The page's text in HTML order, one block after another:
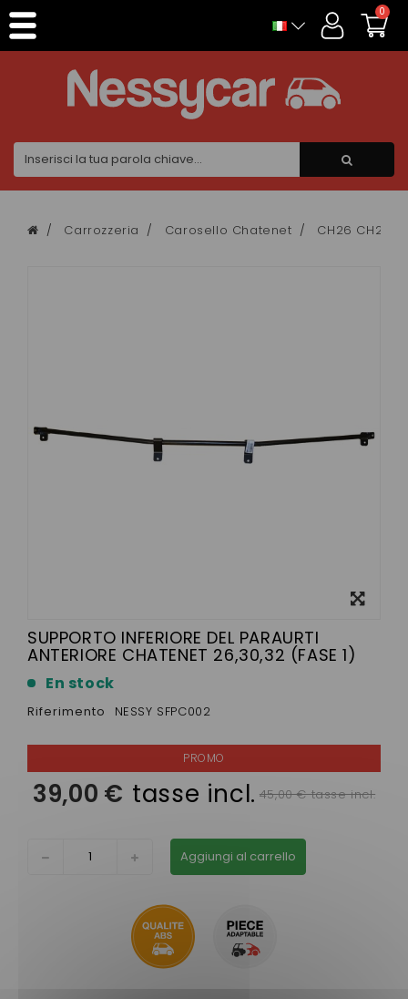
0
Carrozzeria Carosello Chatenet CH26 CH28
SUPPORTO INFERIORE DEL PARAURTI
ANTERIORE CHATENET 26,30,32 (FASE 1)
En stock
Riferimento NESSY SFPC002
39,00 € tasse incl. 45,00 € tasse incl.
Aggiungi al carrello
Pannello di gestione dei cookies